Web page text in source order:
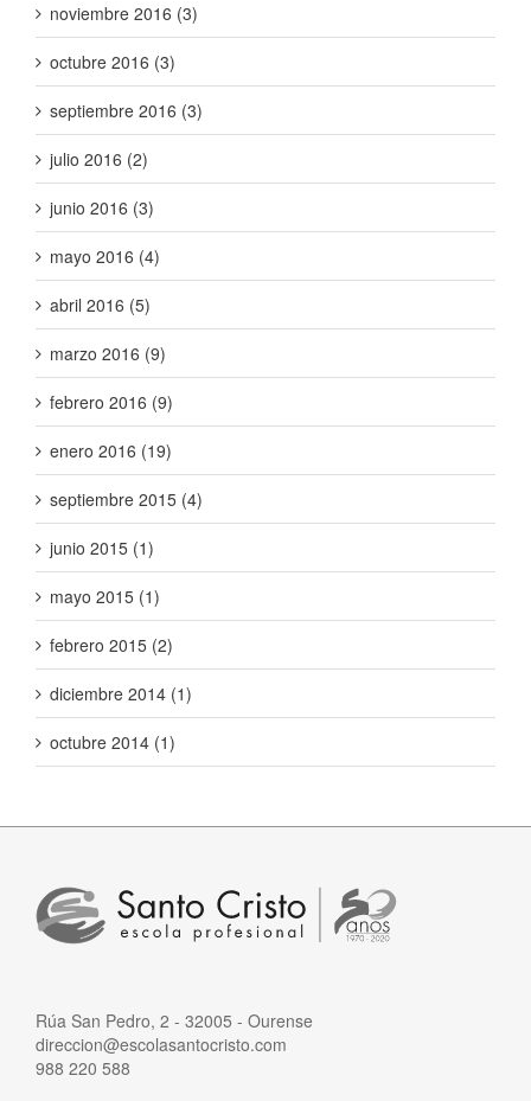
noviembre 2016 (3)
octubre 2016 (3)
septiembre 2016 (3)
julio 2016 (2)
junio 2016 (3)
mayo 2016 (4)
abril 2016 (5)
marzo 2016 (9)
febrero 2016 (9)
enero 2016 (19)
septiembre 2015 (4)
junio 2015 (1)
mayo 2015 (1)
febrero 2015 (2)
diciembre 2014 (1)
octubre 2014 (1)
Rúa San Pedro, 2 - 32005 - Ourense
direccion@escolasantocristo.com
988 220 588